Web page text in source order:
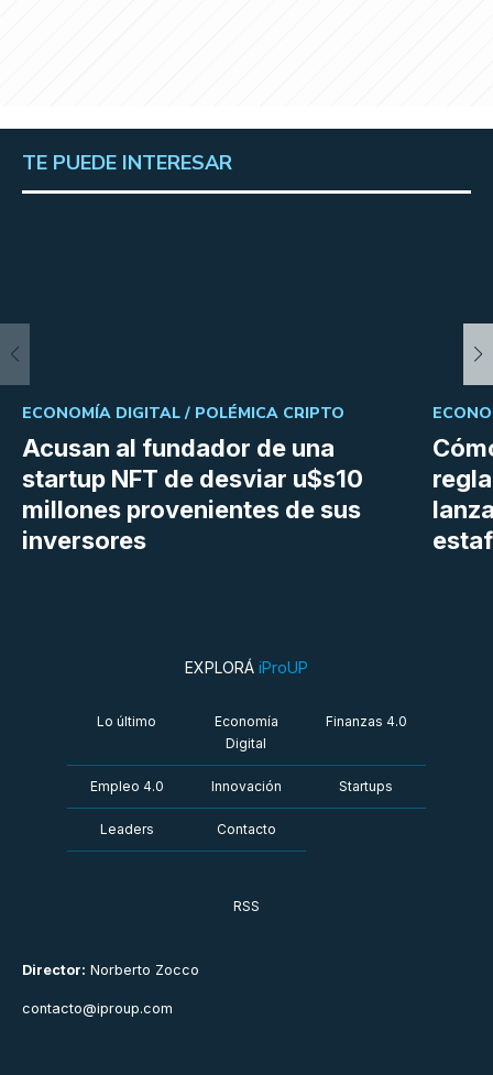
TE PUEDE INTERESAR
Acusan al fundador de una
startup NFT de desviar u$s10
millones provenientes de sus
inversores
ECONOMÍA DIGITAL / POLÉMICA CRIPTO
Director: Norberto Zocco
contacto@iproup.com
EXPLORÁ iProUP
Lo último
Economía
Digital
Finanzas 4.0
Empleo 4.0 Innovación Startups
Leaders Contacto
RSS